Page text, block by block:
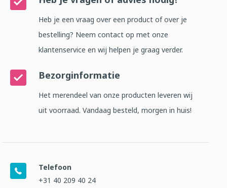
Heb je een vraag over een product of over je
bestelling? Neem contact op met onze
klantenservice en wij helpen je graag verder.
Bezorginformatie
Het merendeel van onze producten leveren wij
uit voorraad. Vandaag besteld, morgen in huis!
Telefoon
+31 40 209 40 24